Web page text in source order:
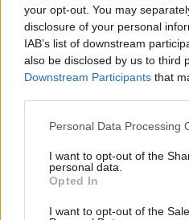
your opt-out. You may
disclosure of your personal
IAB’s list of downstream
also be disclosed by us to third
Downstream Participants that
Personal Data Processing
I want to opt-out of the
personal data.
Opted In
I want to opt-out of the
Les fissures au coin des
et douloureuses, mais
de grand-mère, elles ne
souvenir.
Rappelez-vous que chaque
pour d’autres.
un professionnel de la santé.